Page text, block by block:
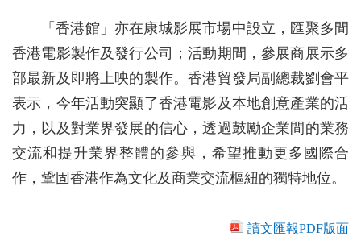
「香港館」亦在康城影展市場中設立，匯聚多間
香港電影製作及發行公司；活動期間，參展商展示多
部最新及即將上映的製作。香港貿發局副總裁劉會平
表示，今年活動突顯了香港電影及本地創意產業的活
力，以及對業界發展的信心，透過鼓勵企業間的業務
交流和提升業界整體的參與，希望推動更多國際合
作，鞏固香港作為文化及商業交流樞紐的獨特地位。
讀文匯報PDF版面